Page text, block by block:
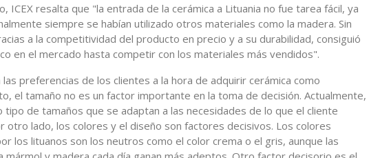
ICEX resalta que "la entrada de la cerámica a Lituania no fue tarea fácil, ya
siempre se habían utilizado otros materiales como la madera. Sin
a la competitividad del producto en precio y a su durabilidad, consiguió
en el mercado hasta competir con los materiales más vendidos".
las preferencias de los clientes a la hora de adquirir cerámica como
el tamaño no es un factor importante en la toma de decisión. Actualmente,
de tamaños que se adaptan a las necesidades de lo que el cliente
otro lado, los colores y el diseño son factores decisivos. Los colores
los lituanos son los neutros como el color crema o el gris, aunque las